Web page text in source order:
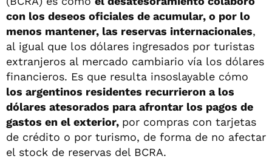
con los deseos oficiales de acumular, o por lo
menos mantener, las reservas internacionales,
al igual que los dólares ingresados por turistas
extranjeros al mercado cambiario vía los dólares
financieros. Es que resulta insoslayable cómo
los argentinos residentes recurrieron a los
dólares atesorados para afrontar los pagos de
gastos en el exterior, por compras con tarjetas
de crédito o por turismo, de forma de no afectar
el stock de reservas del BCRA.